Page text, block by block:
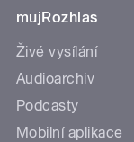
mujRozhlas
Živé vysílání
Audioarchiv
Podcasty
Mobilní aplikace